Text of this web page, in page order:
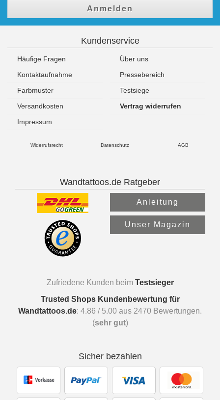
Anmelden
Kundenservice
Häufige Fragen
Über uns
Kontaktaufnahme
Pressebereich
Farbmuster
Testsiege
Versandkosten
Vertrag widerrufen
Impressum
Widerrufsrecht Datenschutz AGB
Wandtattoos.de Ratgeber
Anleitung
Unser Magazin
Zufriedene Kunden beim Testsieger
Trusted Shops Kundenbewertung für
Wandtattoos.de: 4.86 / 5.00 aus 2470 Bewertungen.
(sehr gut)
Sicher bezahlen